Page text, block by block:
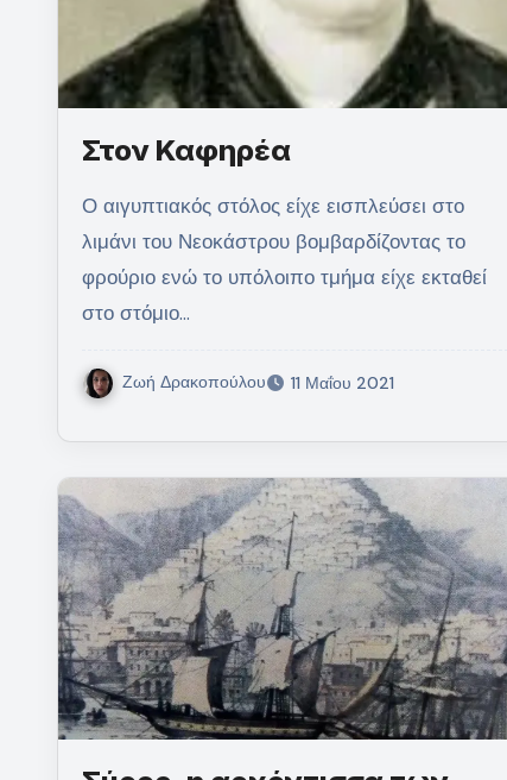
Στον Καφηρέα
Ο αιγυπτιακός στόλος είχε εισπλεύσει στο
λιμάνι του Νεοκάστρου βομβαρδίζοντας το
φρούριο ενώ το υπόλοιπο τμήμα είχε εκταθεί
στο στόμιο…
Ζωή Δρακοπούλου 11 Μαΐου 2021